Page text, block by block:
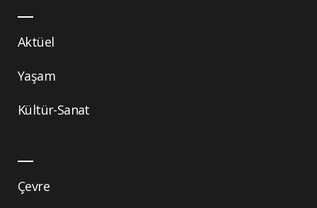
Aktüel
Yaşam
Kültür-Sanat
Çevre